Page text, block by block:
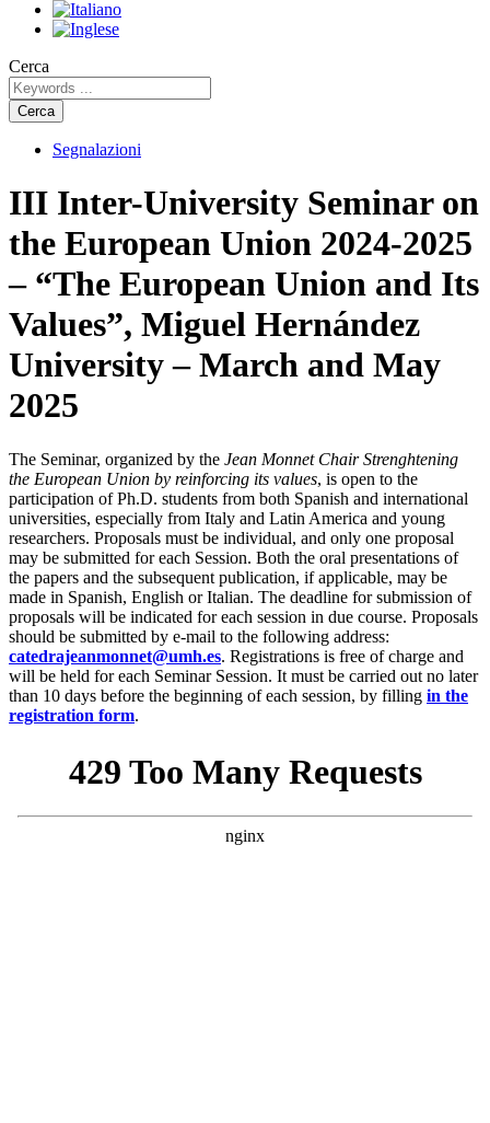
Cerca
Cerca
Segnalazioni
III Inter-University Seminar on
the European Union 2024-2025
– “The European Union and Its
Values”, Miguel Hernández
University – March and May
2025
The Seminar, organized by the Jean Monnet Chair Strenghtening
the European Union by reinforcing its values, is open to the
participation of Ph.D. students from both Spanish and international
universities, especially from Italy and Latin America and young
researchers. Proposals must be individual, and only one proposal
may be submitted for each Session. Both the oral presentations of
the papers and the subsequent publication, if applicable, may be
made in Spanish, English or Italian. The deadline for submission of
proposals will be indicated for each session in due course. Proposals
should be submitted by e-mail to the following address:
catedrajeanmonnet@umh.es. Registrations is free of charge and
will be held for each Seminar Session. It must be carried out no later
than 10 days before the beginning of each session, by filling in the
registration form.